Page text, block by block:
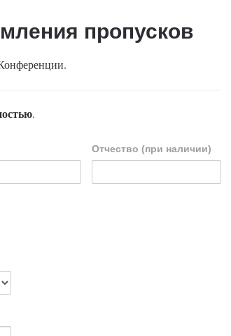
пропусков
.
Отчество (при наличии)